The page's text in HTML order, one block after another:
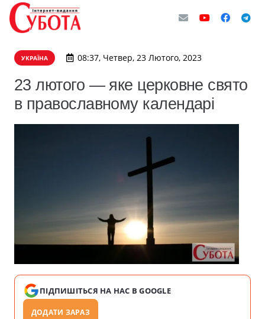
УКРАЇНА 08:37, Четвер, 23 Лютого, 2023
23 лютого — яке церковне свято
в православному календарі
ПІДПИШІТЬСЯ НА НАС В GOOGLE
ДОДАТИ ЗАРАЗ